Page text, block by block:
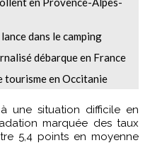
dans le camping
débarque en France
tourisme en Occitanie
marquée des taux
5,4 points en moyenne